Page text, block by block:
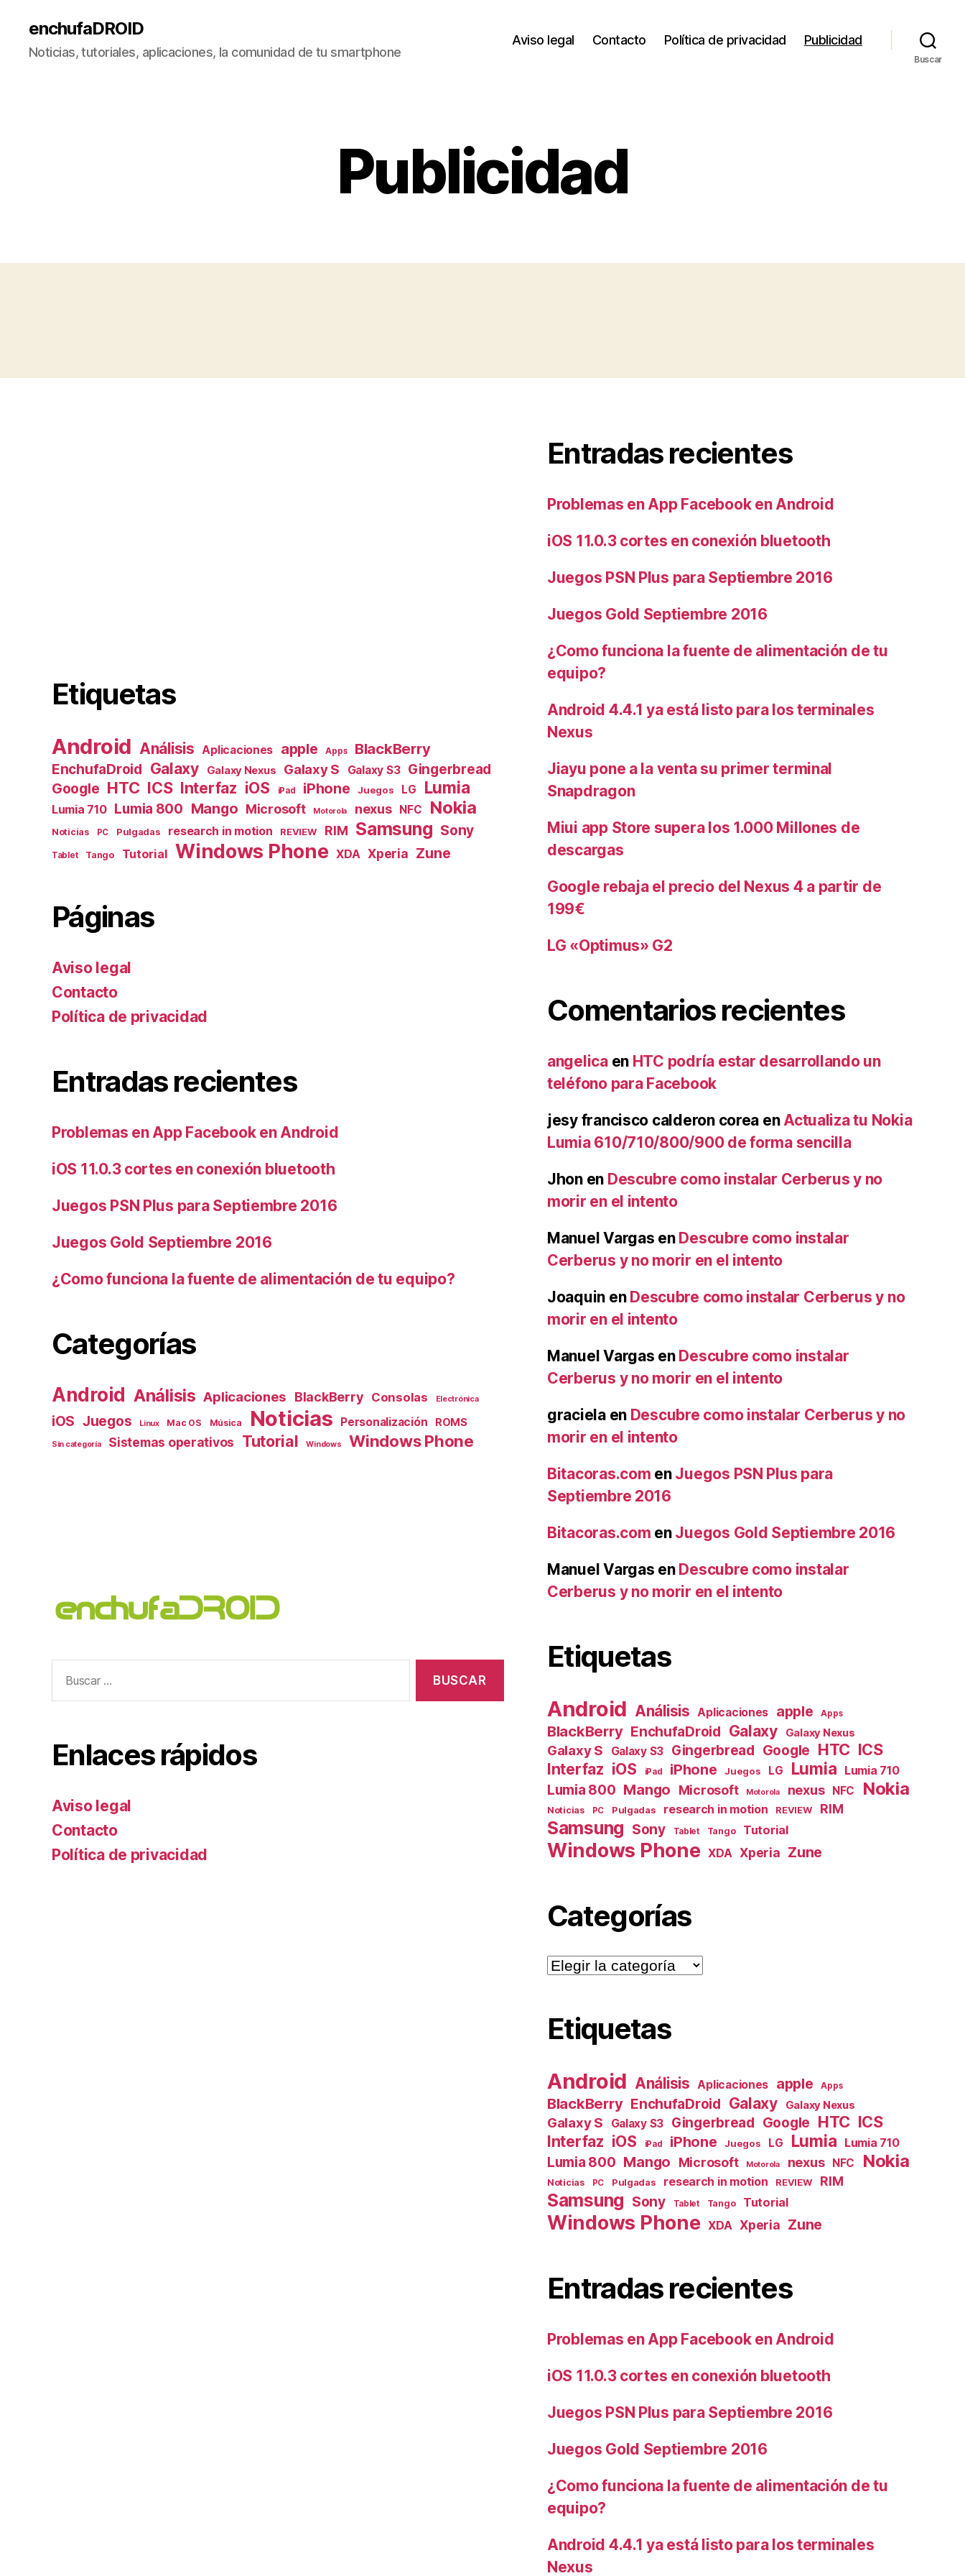
enchufaDROID
Noticias, tutoriales, aplicaciones, la comunidad de tu smartphone
Aviso legal Contacto Política de privacidad Publicidad
Buscar
Publicidad
Etiquetas
Android Análisis Aplicaciones apple Apps BlackBerry
EnchufaDroid Galaxy Galaxy Nexus Galaxy S Galaxy S3
Gingerbread
Google HTC ICS Interfaz iOS iPad iPhone Juegos LG Lumia
Lumia 710 Lumia 800 Mango Microsoft Motorola nexus NFC Nokia
Noticias PC Pulgadas research in motion REVIEW RIM Samsung Sony
Tablet Tango Tutorial Windows Phone XDA Xperia Zune
Páginas
Aviso legal
Contacto
Política de privacidad
Entradas recientes
Problemas en App Facebook en Android
iOS 11.0.3 cortes en conexión bluetooth
Juegos PSN Plus para Septiembre 2016
Juegos Gold Septiembre 2016
¿Como funciona la fuente de alimentación de tu equipo?
Categorías
Android Análisis Aplicaciones BlackBerry Consolas Electrónica
iOS Juegos Linux Mac OS Música Noticias Personalización ROMS
Sin categoría Sistemas operativos Tutorial Windows Windows Phone
Enlaces rápidos
Aviso legal
Contacto
Política de privacidad
Entradas recientes
Problemas en App Facebook en Android
iOS 11.0.3 cortes en conexión bluetooth
Juegos PSN Plus para Septiembre 2016
Juegos Gold Septiembre 2016
¿Como funciona la fuente de alimentación de tu
equipo?
Android 4.4.1 ya está listo para los terminales
Nexus
Jiayu pone a la venta su primer terminal
Snapdragon
Miui app Store supera los 1.000 Millones de
descargas
Google rebaja el precio del Nexus 4 a partir de
199€
LG «Optimus» G2
Comentarios recientes
angelicaen HTC podría estar desarrollando un
teléfono para Facebook
jesy francisco calderon corea en Actualiza tu Nokia
Lumia 610/710/800/900 de forma sencilla
Jhonen Descubre como instalar Cerberus y no
morir en el intento
Manuel Vargas en Descubre como instalar
Cerberus y no morir en el intento
Joaquin en Descubre como instalar Cerberus y no
morir en el intento
Manuel Vargas en Descubre como instalar
Cerberus y no morir en el intento
gracielaen Descubre como instalar Cerberus y no
morir en el intento
Bitacoras.com en Juegos PSN Plus para
Septiembre 2016
Bitacoras.com en Juegos Gold Septiembre 2016
Manuel Vargas en Descubre como instalar
Cerberus y no morir en el intento
Etiquetas
Android Análisis Aplicaciones apple Apps
BlackBerry EnchufaDroid Galaxy Galaxy Nexus
Galaxy S Galaxy S3 Gingerbread Google HTC ICS
Interfaz iOS iPad iPhone Juegos LG Lumia Lumia 710
Lumia 800 Mango Microsoft Motorola nexus NFC Nokia
Noticias PC Pulgadas research in motion REVIEW RIM
Samsung Sony Tablet Tango Tutorial
Windows Phone XDA Xperia Zune
Categorías
Categorías
Etiquetas
Android Análisis Aplicaciones apple Apps
BlackBerry EnchufaDroid Galaxy Galaxy Nexus
Galaxy S Galaxy S3 Gingerbread Google HTC ICS
Interfaz iOS iPad iPhone Juegos LG Lumia Lumia 710
Lumia 800 Mango Microsoft Motorola nexus NFC Nokia
Noticias PC Pulgadas research in motion REVIEW RIM
Samsung Sony Tablet Tango Tutorial
Windows Phone XDA Xperia Zune
Entradas recientes
Problemas en App Facebook en Android
iOS 11.0.3 cortes en conexión bluetooth
Juegos PSN Plus para Septiembre 2016
Juegos Gold Septiembre 2016
¿Como funciona la fuente de alimentación de tu
equipo?
Android 4.4.1 ya está listo para los terminales
Nexus